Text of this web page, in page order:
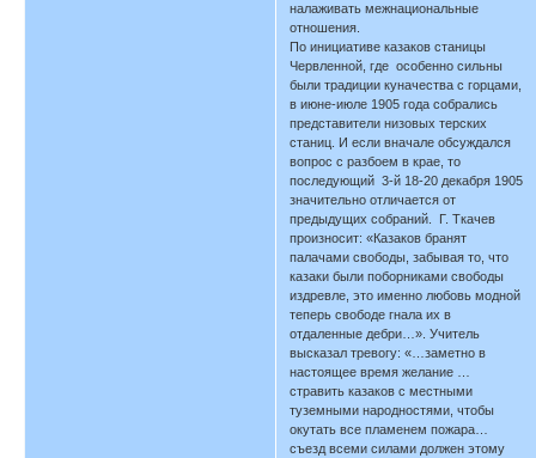
налаживать межнациональные
отношения.
По инициативе казаков станицы
Червленной, где особенно сильны
были традиции куначества с горцами,
в июне-июле 1905 года собрались
представители низовых терских
станиц. И если вначале обсуждался
вопрос с разбоем в крае, то
последующий 3-й 18-20 декабря 1905
значительно отличается от
предыдущих собраний. Г. Ткачев
произносит: «Казаков бранят
палачами свободы, забывая то, что
казаки были поборниками свободы
издревле, это именно любовь модной
теперь свободе гнала их в
отдаленные дебри…». Учитель
высказал тревогу: «…заметно в
настоящее время желание …
стравить казаков с местными
туземными народностями, чтобы
окутать все пламенем пожара…
съезд всеми силами должен этому